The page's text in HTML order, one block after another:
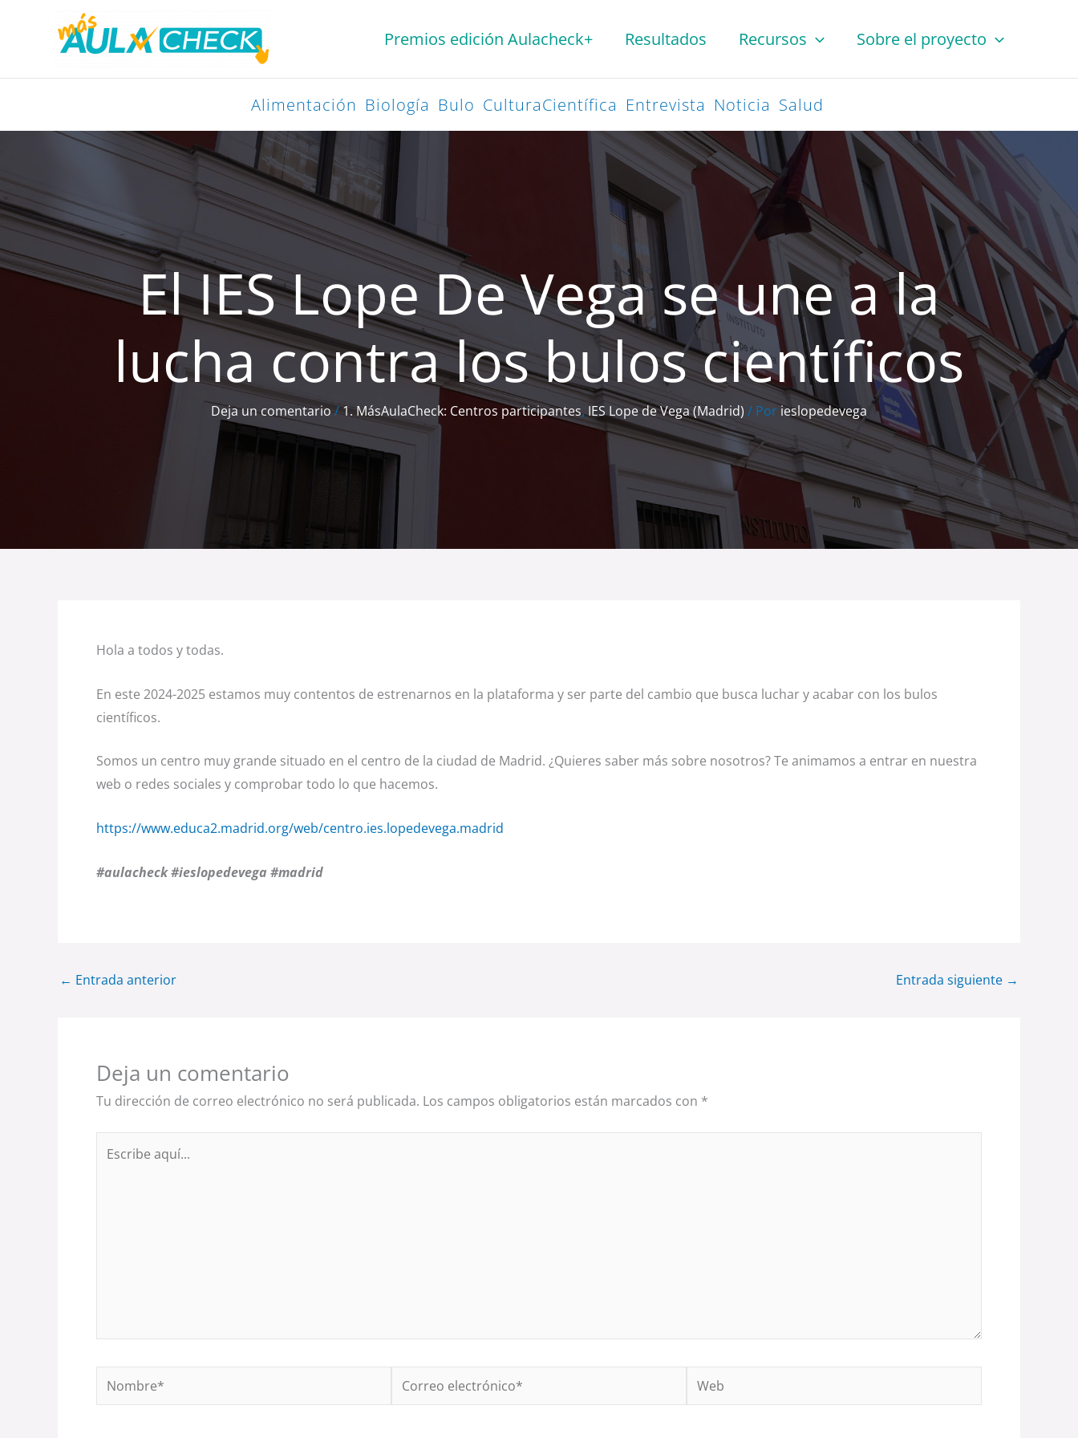
contenido
Premios edición Aulacheck+ Resultados Recursos Sobre el proyecto
Alimentación Biología Bulo CulturaCientífica Entrevista Noticia Salud
El IES Lope De Vega se une a la
lucha contra los bulos científicos
Deja un comentario/1. MásAulaCheck: Centros participantes,IES Lope de Vega (Madrid) / Porieslopedevega
Hola a todos y todas.
En este 2024-2025 estamos muy contentos de estrenarnos en la plataforma y ser parte del cambio que busca luchar y acabar con los bulos
científicos.
Somos un centro muy grande situado en el centro de la ciudad de Madrid. ¿Quieres saber más sobre nosotros? Te animamos a entrar en nuestra
web o redes sociales y comprobar todo lo que hacemos.
https://www.educa2.madrid.org/web/centro.ies.lopedevega.madrid
#aulacheck #ieslopedevega #madrid
← Entrada anterior Entrada siguiente →
Deja un comentario
Tu dirección de correo electrónico no será publicada. Los campos obligatorios están marcados con *
Nombre*
Correo
Web